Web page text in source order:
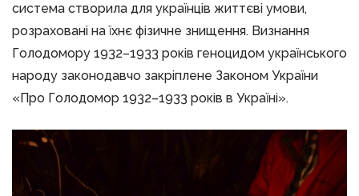
система створила для українців життєві умови,
розраховані на їхнє фізичне знищення. Визнання
Голодомору 1932–1933 років геноцидом українського
народу законодавчо закріплене Законом України
«Про Голодомор 1932–1933 років в Україні».